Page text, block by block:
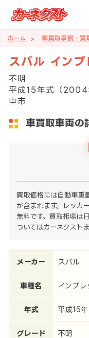
ホーム 車買取事例・買
スバル インプ
不明
平成15年式（
中市
車買取車両の
買取価格には自動車重
が含まれます。レッカ
無料です。買取相場は
ついてはカーネクスト
メーカー スバル
車種名 インプレ
年式 平成15
グレード 不明